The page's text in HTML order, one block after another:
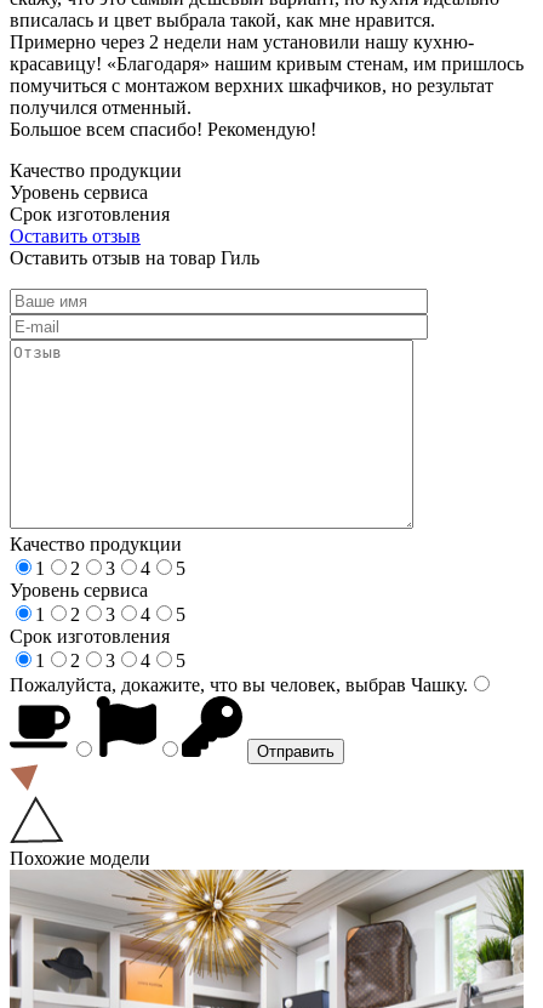
вписалась и цвет выбрала такой, как мне нравится.
Примерно через 2 недели нам установили нашу кухню-
красавицу! «Благодаря» нашим кривым стенам, им пришлось
помучиться с монтажом верхних шкафчиков, но результат
получился отменный.
Большое всем спасибо! Рекомендую!
Качество продукции
Уровень сервиса
Срок изготовления
Оставить отзыв
Оставить отзыв на товар Гиль
Качество продукции
1
2 3 4
5
Уровень сервиса
1
2 3 4
5
Срок изготовления
1
2 3 4
5
Пожалуйста, докажите, что вы человек, выбрав Чашку.
Похожие модели